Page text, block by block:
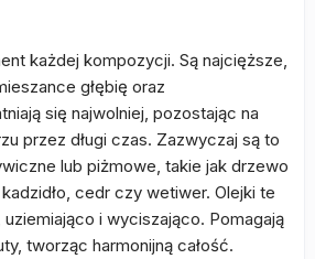
każdej kompozycji. Są najcięższe,
głębię oraz
się najwolniej, pozostając na
przez długi czas. Zazwyczaj są to
lub piżmowe, takie jak drzewo
cedr czy wetiwer. Olejki te
uziemiająco i wyciszająco. Pomagają
tworząc harmonijną całość.